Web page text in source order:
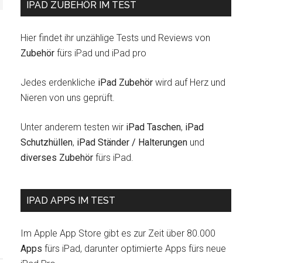
IPAD ZUBEHÖR IM TEST
Hier findet ihr unzählige Tests und Reviews von
Zubehör fürs iPad und iPad pro
Jedes erdenkliche iPad Zubehör wird auf Herz und
Nieren von uns geprüft.
Unter anderem testen wir iPad Taschen, iPad
Schutzhüllen, iPad Ständer / Halterungen und
diverses Zubehör fürs iPad.
IPAD APPS IM TEST
Im Apple App Store gibt es zur Zeit über 80.000
Apps fürs iPad, darunter optimierte Apps fürs neue